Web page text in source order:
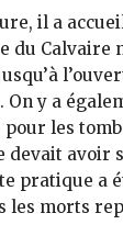
il a
du Calvaire
On y a
les
devait avoir
pratique a
les morts